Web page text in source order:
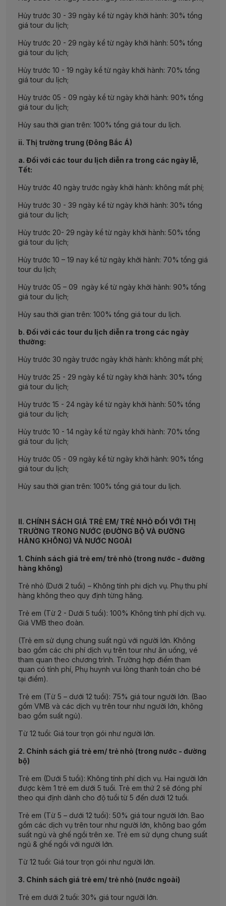
Hủy trước 30 - 39 ngày kể từ ngày khởi hành: 30% tổng
giá tour du lịch;
Hủy trước 20 - 29 ngày kể từ ngày khởi hành: 50% tổng
giá tour du lịch;
Hủy trước 10 - 19 ngày kể từ ngày khởi hành: 70% tổng
giá tour du lịch;
Hủy trước 05 - 09 ngày kể từ ngày khởi hành: 90% tổng
giá tour du lịch;
Hủy sau thời gian trên: 100% tổng giá tour du lịch.
ii. Thị trường trung (Đông Bắc Á)
a. Đối với các tour du lịch diễn ra trong các ngày lễ,
Tết:
Hủy trước 40 ngày trước ngày khởi hành: không mất phí;
Hủy trước 30 - 39 ngày kể từ ngày khởi hành: 30% tổng
giá tour du lịch;
Hủy trước 20- 29 ngày kể từ ngày khởi hành: 50% tổng
giá tour du lịch;
Hủy trước 10 – 19 nay kể từ ngày khởi hành: 70% tổng giá
tour du lịch;
Hủy trước 05 – 09 ngày kể từ ngày khởi hành: 90% tổng
giá tour du lịch;
Hủy sau thời gian trên: 100% tổng giá tour du lịch.
b. Đối với các tour du lịch diễn ra trong các ngày
thường:
Hủy trước 30 ngày trước ngày khởi hành: không mất phí;
Hủy trước 25 - 29 ngày kể từ ngày khởi hành: 30% tổng
giá tour du lịch;
Hủy trước 15 - 24 ngày kể từ ngày khởi hành: 50% tổng
giá tour du lịch;
Hủy trước 10 - 14 ngày kể từ ngày khởi hành: 70% tổng
giá tour du lịch;
Hủy trước 05 - 09 ngày kể từ ngày khởi hành: 90% tổng
giá tour du lịch;
Hủy sau thời gian trên: 100% tổng giá tour du lịch.
II. CHÍNH SÁCH GIÁ TRẺ EM/ TRẺ NHỎ ĐỐI VỚI THỊ
TRƯỜNG TRONG NƯỚC (ĐƯỜNG BỘ VÀ ĐƯỜNG
HÀNG KHÔNG) VÀ NƯỚC NGOÀI
1. Chính sách giá trẻ em/ trẻ nhỏ (trong nước - đường
hàng không)
Trẻ nhỏ (Dưới 2 tuổi) – Không tính phi dịch vụ. Phụ thu phí
hàng không theo quy định từng hãng.
Trẻ em (Từ 2 - Dưới 5 tuổi): 100% Không tính phí dịch vụ.
Giá VMB theo đoàn.
(Trẻ em sử dụng chung suất ngủ với người lớn. Không
bao gồm các chi phí dịch vụ trên tour như ăn uống, vé
tham quan theo chương trình. Trường hợp điểm tham
quan có tính phí, Phụ huynh vui lòng thanh toán cho bé
tại điểm).
Trẻ em (Từ 5 – dưới 12 tuổi): 75% giá tour người lớn. (Bao
gồm VMB và các dịch vụ trên tour như người lớn, không
bao gồm suất ngủ).
Từ 12 tuổi: Giá tour trọn gói như người lớn.
2. Chính sách giá trẻ em/ trẻ nhỏ (trong nước - đường
bộ)
Trẻ em (Dưới 5 tuổi): Không tính phí dịch vụ. Hai người lớn
được kèm 1 trẻ em dưới 5 tuổi. Trẻ em thứ 2 sẽ đóng phí
theo qui định dành cho độ tuổi từ 5 đến dưới 12 tuổi.
Trẻ em (Từ 5 – dưới 12 tuổi): 50% giá tour người lớn. Bao
gồm các dịch vụ trên tour như người lớn, không bao gồm
suất ngủ và ghế ngồi trên xe. Trẻ em sử dụng chung suất
ngủ & ghế ngồi với người lớn.
Từ 12 tuổi: Giá tour trọn gói như người lớn.
3. Chính sách giá trẻ em/ trẻ nhỏ (nước ngoài)
Trẻ em dưới 2 tuổi: 30% giá tour người lớn.